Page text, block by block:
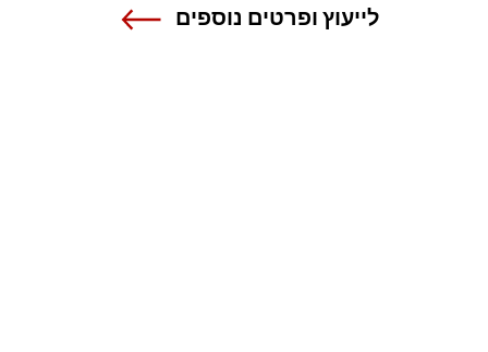
לייעוץ ופרטים נוספים